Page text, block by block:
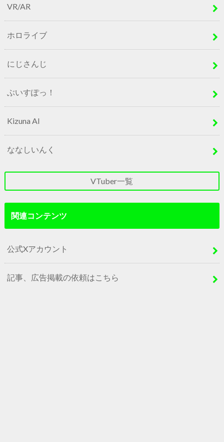
VR/AR
ホロライブ
にじさんじ
ぶいすぽっ！
Kizuna AI
ななしいんく
VTuber一覧
関連コンテンツ
公式Xアカウント
記事、広告掲載の依頼はこちら